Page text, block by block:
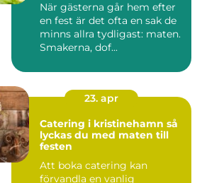
När gästerna går hem efter
en fest är det ofta en sak de
minns allra tydligast: maten.
Smakerna, dof...
23. apr
Catering i kristinehamn så
lyckas du med maten till
festen
Att boka catering kan
förvandla en vanlig